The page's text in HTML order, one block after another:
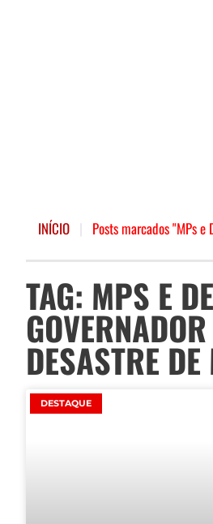
INÍCIO Posts marcados "MPs
TAG: MPS E
DESASTRE
DESTAQUE